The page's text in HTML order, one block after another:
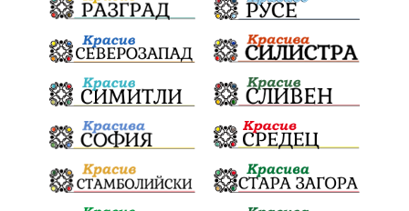
разследване подарък екскурзия
традиции и обичаи лято оставка дете
страх семинар язовири Сопот
Мирен протест съединение
активни граждане активни граждане